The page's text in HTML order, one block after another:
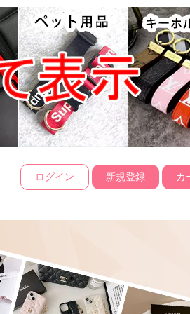
ログイン 新規登録 カ